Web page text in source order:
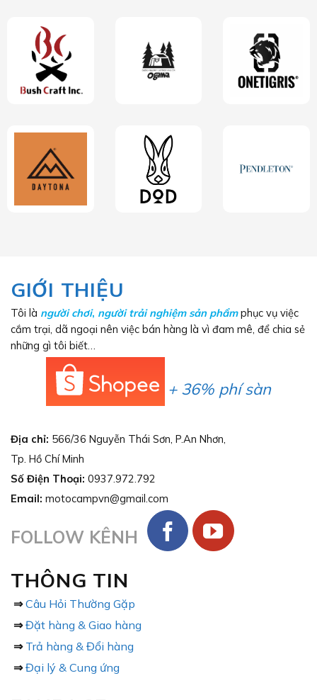
GIỚI THIỆU
Tôi là người chơi, người trải nghiệm sản phẩmphục vụ việc
cắm trại, dã ngoại nên việc bán hàng là vì đam mê, để chia sẻ
những gì tôi biết…
+ 36% phí sàn
Địa chỉ: 566/36 Nguyễn Thái Sơn, P.An Nhơn,
Tp. Hồ Chí Minh
Số Điện Thoại: 0937.972.792
Email: motocampvn@gmail.com
FOLLOW KÊNH
THÔNG TIN
⇒ Câu Hỏi Thường Gặp
⇒ Đặt hàng & Giao hàng
⇒ Trả hàng & Đổi hàng
⇒ Đại lý & Cung ứng